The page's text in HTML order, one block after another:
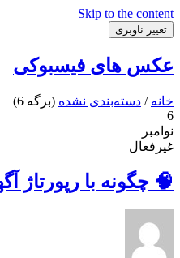
Skip to the content
تغییر ناوبری
عکس های فیسبوکی
خانه / دسته‌بندی نشده (برگه 6)
6
نوامبر
غیرفعال
🧠 چگونه با رپورتاژ